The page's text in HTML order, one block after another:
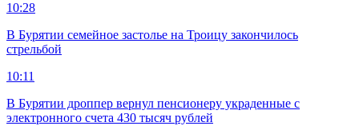
10:28
В Бурятии семейное застолье на Троицу закончилось
стрельбой
10:11
В Бурятии дроппер вернул пенсионеру украденные с
электронного счета 430 тысяч рублей